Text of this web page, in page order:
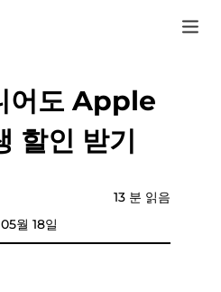
로그인어도 Apple
할인 받기
월 18일
13 분 읽음